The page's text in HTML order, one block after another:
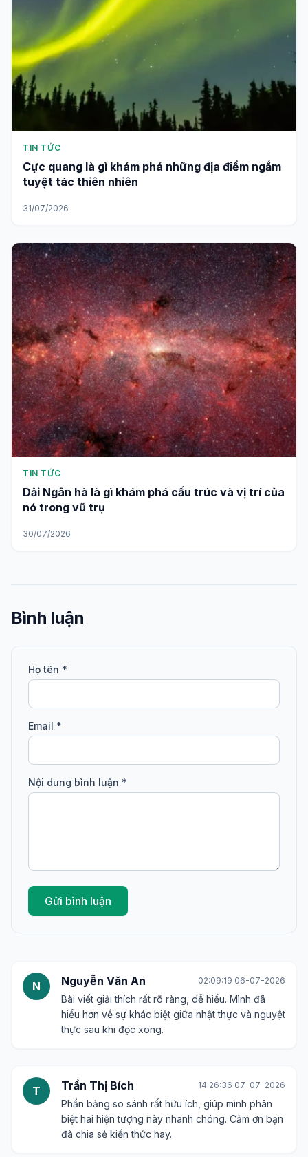
TIN TỨC
Cực quang là gì khám phá những địa điểm ngắm
tuyệt tác thiên nhiên
31/07/2026
TIN TỨC
Dải Ngân hà là gì khám phá cấu trúc và vị trí của
nó trong vũ trụ
30/07/2026
Bình luận
Họ tên *
Email *
Nội dung bình luận *
Gửi bình luận
N Nguyễn Văn An 02:09:19 06-07-2026
Bài viết giải thích rất rõ ràng, dễ hiểu. Mình đã
hiểu hơn về sự khác biệt giữa nhật thực và nguyệt
thực sau khi đọc xong.
T Trần Thị Bích 14:26:36 07-07-2026
Phần bảng so sánh rất hữu ích, giúp mình phân
biệt hai hiện tượng này nhanh chóng. Cảm ơn bạn
đã chia sẻ kiến thức hay.